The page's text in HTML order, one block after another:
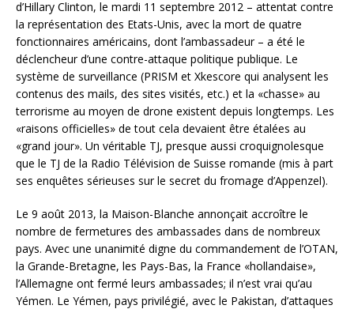
d’Hillary Clinton, le mardi 11 septembre 2012 – attentat contre
la représentation des Etats-Unis, avec la mort de quatre
fonctionnaires américains, dont l’ambassadeur – a été le
déclencheur d’une contre-attaque politique publique. Le
système de surveillance (PRISM et Xkescore qui analysent les
contenus des mails, des sites visités, etc.) et la «chasse» au
terrorisme au moyen de drone existent depuis longtemps. Les
«raisons officielles» de tout cela devaient être étalées au
«grand jour». Un véritable TJ, presque aussi croquignolesque
que le TJ de la Radio Télévision de Suisse romande (mis à part
ses enquêtes sérieuses sur le secret du fromage d’Appenzel).
Le 9 août 2013, la Maison-Blanche annonçait accroître le
nombre de fermetures des ambassades dans de nombreux
pays. Avec une unanimité digne du commandement de l’OTAN,
la Grande-Bretagne, les Pays-Bas, la France «hollandaise»,
l’Allemagne ont fermé leurs ambassades; il n’est vrai qu’au
Yémen. Le Yémen, pays privilégié, avec le Pakistan, d’attaques